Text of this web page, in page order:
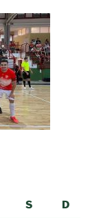
S D